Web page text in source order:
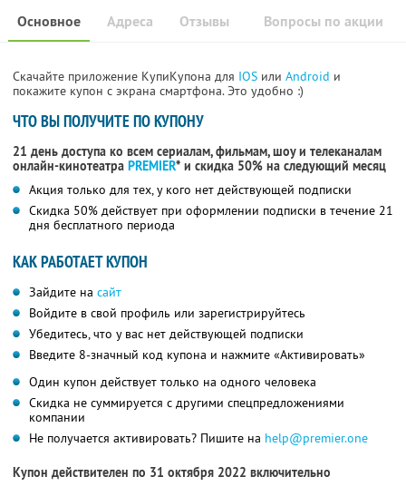
Основное Отзывы Вопросы по акции
Адреса
Скачайте приложение КупиКупона для IOS или Android и
покажите купон с экрана смартфона. Это удобно :)
ЧТО ВЫ ПОЛУЧИТЕ ПО КУПОНУ
21 день доступа ко всем сериалам, фильмам, шоу и телеканалам
онлайн-кинотеатра PREMIER* и скидка 50% на следующий месяц
Акция только для тех, у кого нет действующей подписки
Скидка 50% действует при оформлении подписки в течение 21
дня бесплатного периода
КАК РАБОТАЕТ КУПОН
Зайдите на сайт
Войдите в свой профиль или зарегистрируйтесь
Убедитесь, что у вас нет действующей подписки
Введите 8-значный код купона и нажмите «Активировать»
Один купон действует только на одного человека
Скидка не суммируется с другими спецпредложениями
компании
Не получается активировать? Пишите на help@premier.one
Купон действителен по 31 октября 2022 включительно